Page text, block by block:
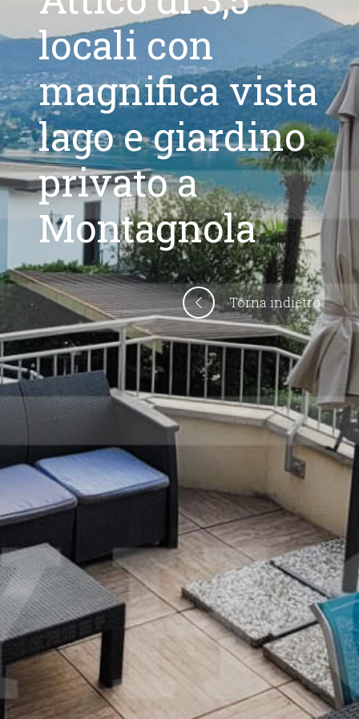
locali con
magnifica vista
lago e giardino
privato a
Montagnola
Torna indietro